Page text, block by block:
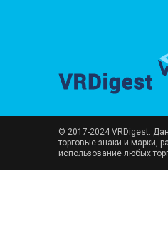
© 2017-2024 VRDigest.
торговые знаки и марки,
использование любых